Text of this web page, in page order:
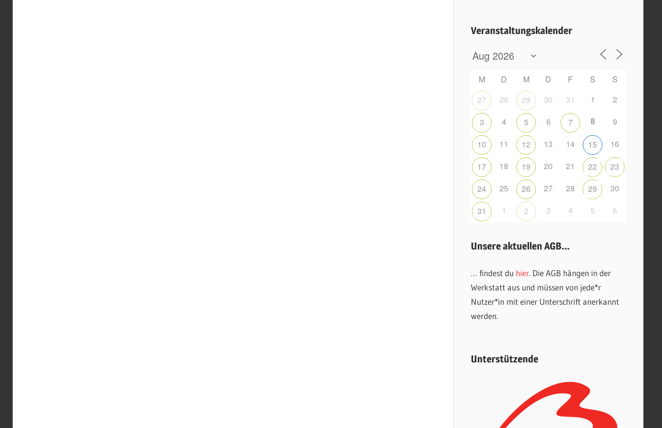
Veranstaltungskalender
M D M D F S
S
27
28 29 30 31 1
2
3
4 5 6 7 8
9
10
11 12 13 14 15
16
17
18 19 20 21 22
23
24
25 26 27 28 29
30
31
1 2 3 4 5 6
Unsere aktuellen AGB…
… findest du hier. Die AGB hängen in der
Werkstatt aus und müssen von jede*r
Nutzer*in mit einer Unterschrift anerkannt
werden.
Unterstützende